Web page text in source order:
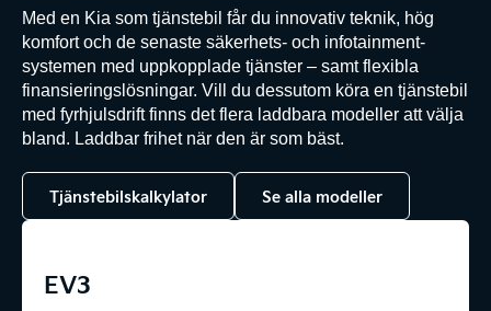
Med en Kia som tjänstebil får du innovativ teknik, hög
komfort och de senaste säkerhets- och infotainment-
systemen med uppkopplade tjänster – samt flexibla
finansieringslösningar. Vill du dessutom köra en tjänstebil
med fyrhjulsdrift finns det flera laddbara modeller att välja
bland. Laddbar frihet när den är som bäst.
Tjänstebilskalkylator Se alla modeller
EV3